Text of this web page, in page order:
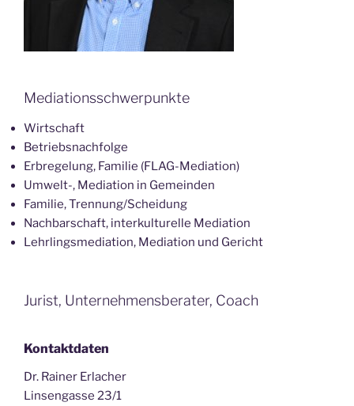
Mediationsschwerpunkte
Wirtschaft
Betriebsnachfolge
Erbregelung, Familie (FLAG-Mediation)
Umwelt-, Mediation in Gemeinden
Familie, Trennung/Scheidung
Nachbarschaft, interkulturelle Mediation
Lehrlingsmediation, Mediation und Gericht
Jurist, Unternehmensberater, Coach
Kontaktdaten
Dr. Rainer Erlacher
Linsengasse 23/1